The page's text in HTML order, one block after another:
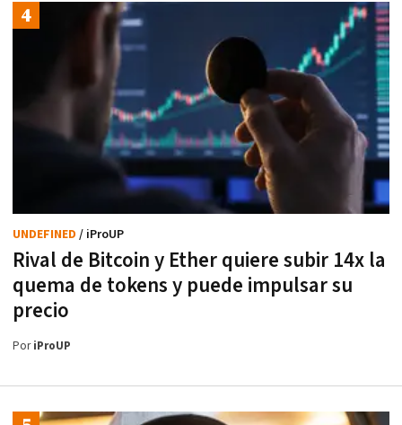
Rival de Bitcoin y Ether quiere subir 14x la
quema de tokens y puede impulsar su
precio
UNDEFINED / iProUP
PoriProUP